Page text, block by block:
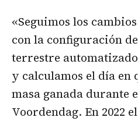
«Seguimos los
con la configuración
terrestre
y calculamos el día en
masa ganada durante
Voordendag. En 2022